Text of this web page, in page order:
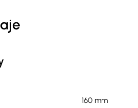
160 mm